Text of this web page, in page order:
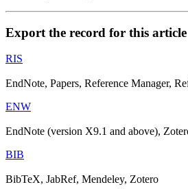
Export the record for this article
RIS
EndNote, Papers, Reference Manager,
ENW
EndNote (version X9.1 and above),
BIB
BibTeX, JabRef, Mendeley, Zotero